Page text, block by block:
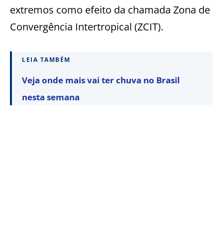
extremos como efeito da chamada Zona de
Convergência Intertropical (ZCIT).
LEIA TAMBÉM
Veja onde mais vai ter chuva no Brasil
nesta semana